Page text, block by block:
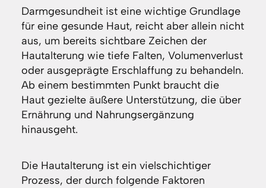
Darmgesundheit ist eine wichtige Grundlage
für eine gesunde Haut, reicht aber allein nicht
aus, um bereits sichtbare Zeichen der
Hautalterung wie tiefe Falten, Volumenverlust
oder ausgeprägte Erschlaffung zu behandeln.
Ab einem bestimmten Punkt braucht die
Haut gezielte äußere Unterstützung, die über
Ernährung und Nahrungsergänzung
hinausgeht.
Die Hautalterung ist ein vielschichtiger
Prozess, der durch folgende Faktoren